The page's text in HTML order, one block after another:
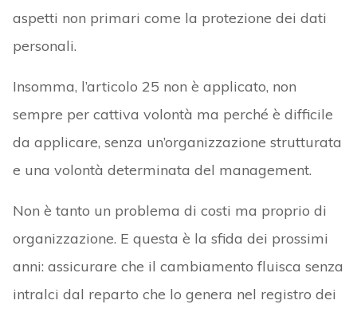
aspetti non primari come la protezione dei dati
personali.
Insomma, l’articolo 25 non è applicato, non
sempre per cattiva volontà ma perché è difficile
da applicare, senza un’organizzazione strutturata
e una volontà determinata del management.
Non è tanto un problema di costi ma proprio di
organizzazione. E questa è la sfida dei prossimi
anni: assicurare che il cambiamento fluisca senza
intralci dal reparto che lo genera nel registro dei